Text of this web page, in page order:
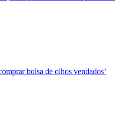
bolsa de olhos vendados’